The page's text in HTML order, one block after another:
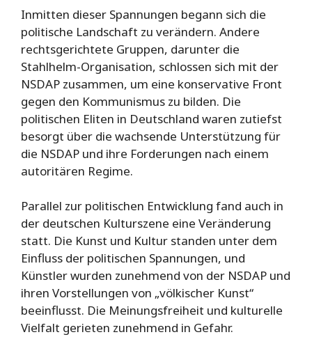
Inmitten dieser Spannungen begann sich die
politische Landschaft zu verändern. Andere
rechtsgerichtete Gruppen, darunter die
Stahlhelm-Organisation, schlossen sich mit der
NSDAP zusammen, um eine konservative Front
gegen den Kommunismus zu bilden. Die
politischen Eliten in Deutschland waren zutiefst
besorgt über die wachsende Unterstützung für
die NSDAP und ihre Forderungen nach einem
autoritären Regime.
Parallel zur politischen Entwicklung fand auch in
der deutschen Kulturszene eine Veränderung
statt. Die Kunst und Kultur standen unter dem
Einfluss der politischen Spannungen, und
Künstler wurden zunehmend von der NSDAP und
ihren Vorstellungen von „völkischer Kunst“
beeinflusst. Die Meinungsfreiheit und kulturelle
Vielfalt gerieten zunehmend in Gefahr.